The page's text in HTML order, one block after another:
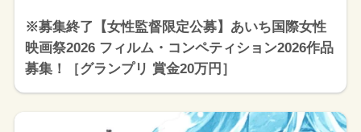
※募集終了【女性監督限定公募】あいち国際女性
映画祭2026 フィルム・コンペティション2026作品
募集！［グランプリ 賞金20万円］